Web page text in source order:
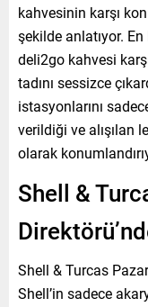
kahvesinin karşı
şekilde anlatıyor.
deli2go kahvesi
tadını sessizce
istasyonlarını
verildiği ve alışılan
olarak
Shell &
Shell & Turcas
Shell’in sadece